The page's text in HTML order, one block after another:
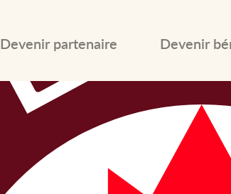
Devenir partenaire Devenir